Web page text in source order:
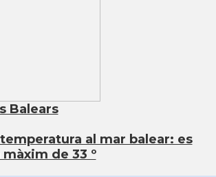
Balears
al mar balear: es
de 33 º